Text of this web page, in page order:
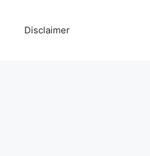
Disclaimer